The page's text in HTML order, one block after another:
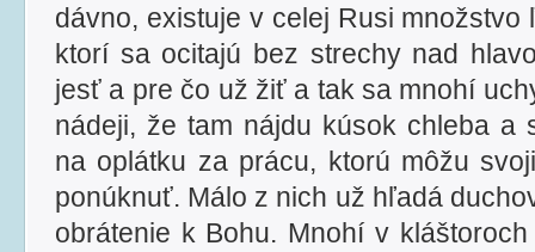
dávno, existuje v celej Rusi množstvo
ktorí sa ocitajú bez strechy nad
jesť a pre čo už žiť a tak sa mnohí
nádeji, že tam nájdu kúsok chleba a
na oplátku za prácu, ktorú môžu
ponúknuť. Málo z nich už hľadá
obrátenie k Bohu. Mnohí v